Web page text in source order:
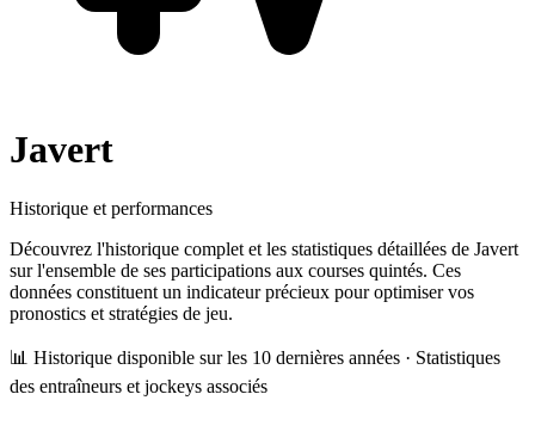
Javert
Historique et performances
Découvrez l'historique complet et les statistiques détaillées de Javert
sur l'ensemble de ses participations aux courses quintés. Ces
données constituent un indicateur précieux pour optimiser vos
pronostics et stratégies de jeu.
📊 Historique disponible sur les 10 dernières années · Statistiques
des entraîneurs et jockeys associés